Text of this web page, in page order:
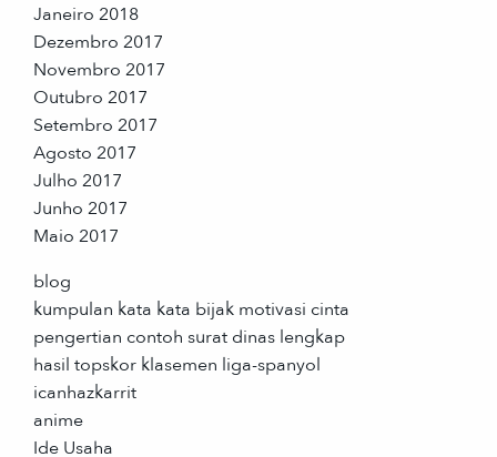
Janeiro 2018
Dezembro 2017
Novembro 2017
Outubro 2017
Setembro 2017
Agosto 2017
Julho 2017
Junho 2017
Maio 2017
blog
kumpulan kata kata bijak motivasi cinta
pengertian contoh surat dinas lengkap
hasil topskor klasemen liga-spanyol
icanhazkarrit
anime
Ide Usaha